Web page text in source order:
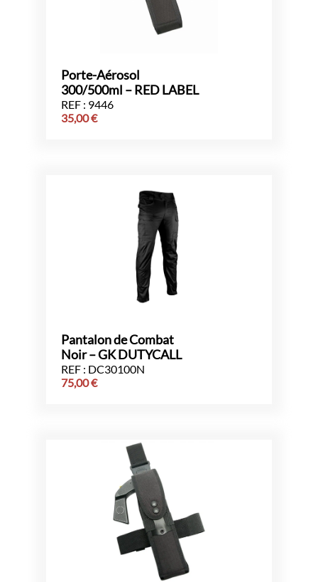
Porte-Aérosol
300/500ml – RED LABEL
REF : 9446
35,00€
Pantalon de Combat
Noir – GK DUTYCALL
REF : DC30100N
75,00€